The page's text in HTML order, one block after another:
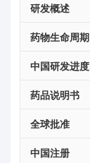
研发概述
药物生命周期
中国研发进度
药品说明书
全球批准
中国注册